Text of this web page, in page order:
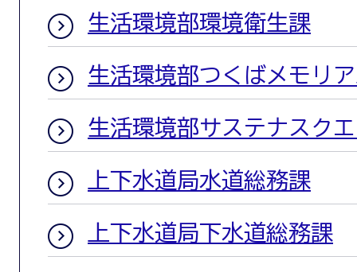
生活環境部環境衛生課
生活環境部つくばメモリ
生活環境部サステナスク
上下水道局水道総務課
上下水道局下水道総務課